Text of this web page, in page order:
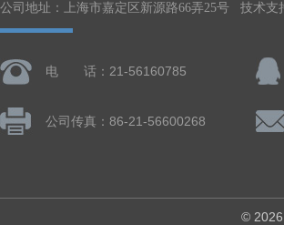
公司地址：上海市嘉定区新源路66弄25号 技术支
电 话：21-56160785
公司传真：86-21-56600268
©